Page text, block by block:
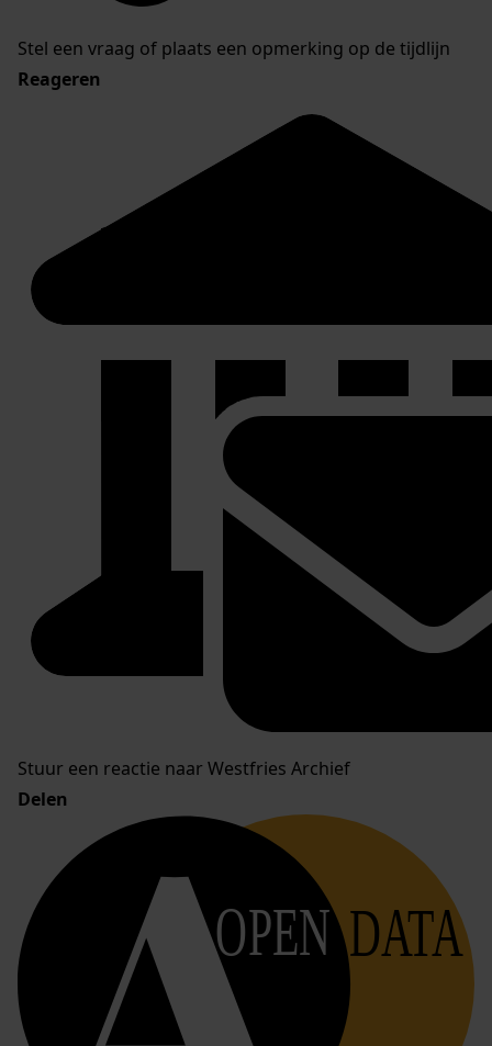
Stel een vraag of plaats een opmerking op de tijdlijn
Reageren
Stuur een reactie naar Westfries Archief
Delen
OPEN DATA